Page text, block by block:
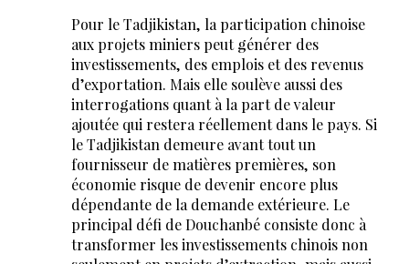
Pour le Tadjikistan, la participation chinoise
aux projets miniers peut générer des
investissements, des emplois et des revenus
d’exportation. Mais elle soulève aussi des
interrogations quant à la part de valeur
ajoutée qui restera réellement dans le pays. Si
le Tadjikistan demeure avant tout un
fournisseur de matières premières, son
économie risque de devenir encore plus
dépendante de la demande extérieure. Le
principal défi de Douchanbé consiste donc à
transformer les investissements chinois non